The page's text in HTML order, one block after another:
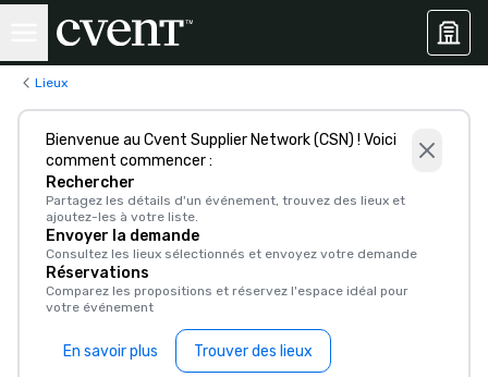
Lieux
Bienvenue au Cvent Supplier Network (CSN) ! Voici
comment commencer :
Rechercher
Partagez les détails d'un événement, trouvez des lieux et
ajoutez-les à votre liste.
Envoyer la demande
Consultez les lieux sélectionnés et envoyez votre demande
Réservations
Comparez les propositions et réservez l'espace idéal pour
votre événement
En savoir plus Trouver des lieux